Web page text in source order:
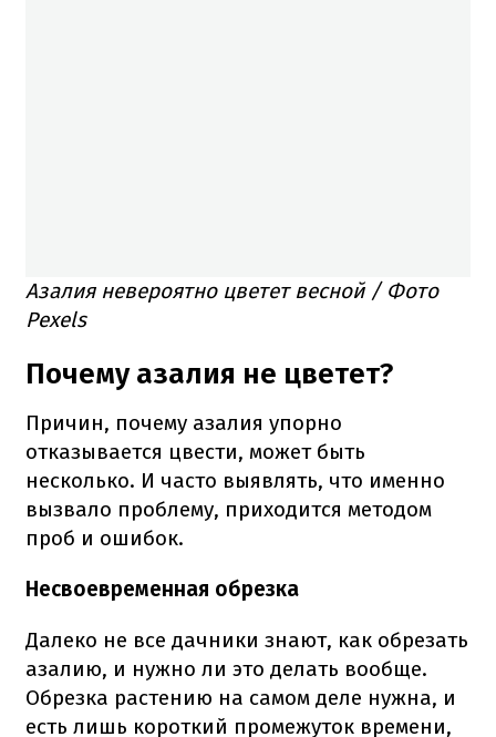
Азалия невероятно цветет весной / Фото
Pexels
Почему азалия не цветет?
Причин, почему азалия упорно
отказывается цвести, может быть
несколько. И часто выявлять, что именно
вызвало проблему, приходится методом
проб и ошибок.
Несвоевременная обрезка
Далеко не все дачники знают, как обрезать
азалию, и нужно ли это делать вообще.
Обрезка растению на самом деле нужна, и
есть лишь короткий промежуток времени,